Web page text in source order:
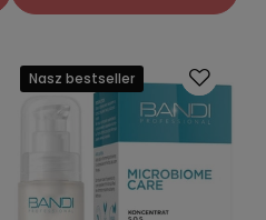
Nasz bestseller